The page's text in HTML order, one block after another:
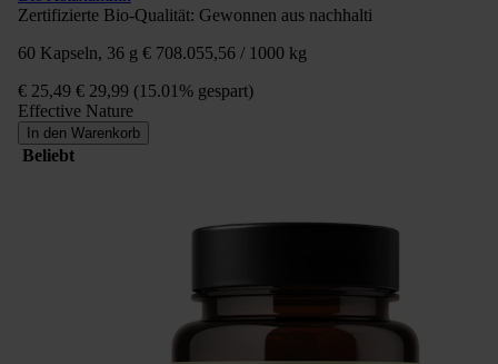
Zertifizierte Bio-Qualität: Gewonnen aus nachhalti
60 Kapseln, 36 g € 708.055,56 / 1000 kg
€ 25,49 € 29,99 (15.01% gespart)
Effective Nature
In den Warenkorb
Beliebt